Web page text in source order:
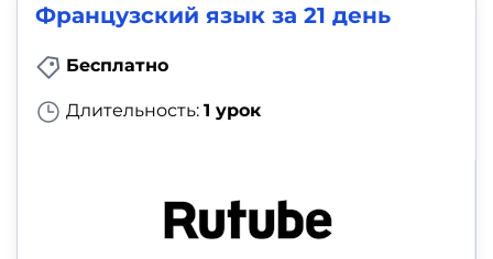
Французский язык за 21 день
Бесплатно
Длительность: 1 урок